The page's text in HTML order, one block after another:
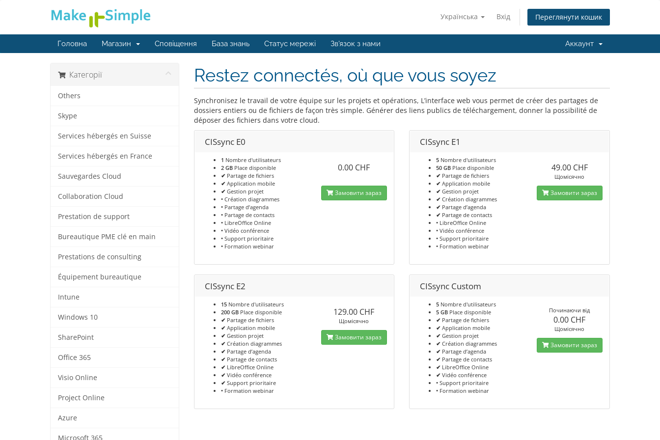
Українська Вхід Переглянути кошик
Головна Магазин Сповіщення База знань Статус мережі Зв'язок з нами Аккаунт
Категорії
Others
Skype
Services hébergés en Suisse
Services hébergés en France
Sauvegardes Cloud
Collaboration Cloud
Prestation de support
Bureautique PME clé en main
Prestations de consulting
Équipement bureautique
Intune
Windows 10
SharePoint
Office 365
Visio Online
Project Online
Azure
Microsoft 365
Restez connectés, où que vous soyez
Synchronisez le travail de votre équipe sur les projets et opérations, L’interface web vous permet de créer des partages de
dossiers entiers ou de fichiers de façon très simple. Générer des liens publics de téléchargement, donner la possibilité de
déposer des fichiers dans votre cloud.
CISsync E0
1 Nombre d'utilisateurs
2 GBPlace disponible
✔Partage de fichiers
✔Application mobile
✔Gestion projet
•Création diagrammes
•Partage d’agenda
•Partage de contacts
•LibreOffice Online
•Vidéo conférence
•Support prioritaire
•Formation webinar
0.00 CHF
Замовити зараз
CISsync E1
5 Nombre d'utilisateurs
50 GB Place disponible
✔ Partage de fichiers
✔ Application mobile
✔ Gestion projet
✔ Création diagrammes
✔ Partage d’agenda
✔ Partage de contacts
• LibreOffice Online
• Vidéo conférence
• Support prioritaire
• Formation webinar
49.00 CHF
Щомісячно
Замовити зараз
CISsync E2
15Nombre d'utilisateurs
200 GBPlace disponible
✔Partage de fichiers
✔Application mobile
✔Gestion projet
✔Création diagrammes
✔Partage d’agenda
✔Partage de contacts
✔LibreOffice Online
✔Vidéo conférence
✔Support prioritaire
•Formation webinar
129.00 CHF
Щомісячно
Замовити зараз
CISsync Custom
5 Nombre d'utilisateurs
5 GB Place disponible
✔ Partage de fichiers
✔ Application mobile
✔ Gestion projet
✔ Création diagrammes
✔ Partage d’agenda
✔ Partage de contacts
✔ LibreOffice Online
✔ Vidéo conférence
• Support prioritaire
• Formation webinar
Починаючи від
0.00 CHF
Щомісячно
Замовити зараз